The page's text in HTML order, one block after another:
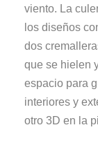
viento. La
los diseños
dos
que se hielen
espacio para
interiores y
otro 3D en la